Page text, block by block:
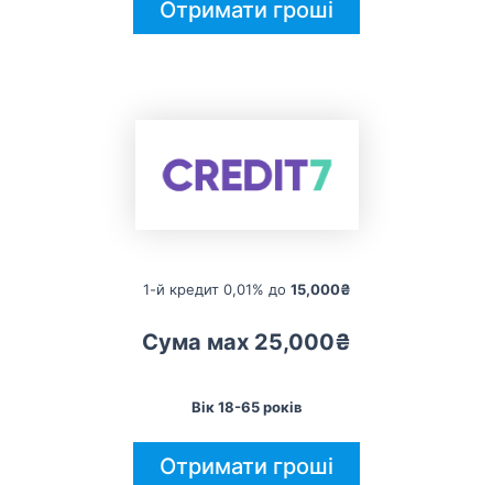
Отримати гроші
1-й кредит 0,01% до 15,000₴
Сума мах 25,000₴
Вік 18-65 років
Отримати гроші